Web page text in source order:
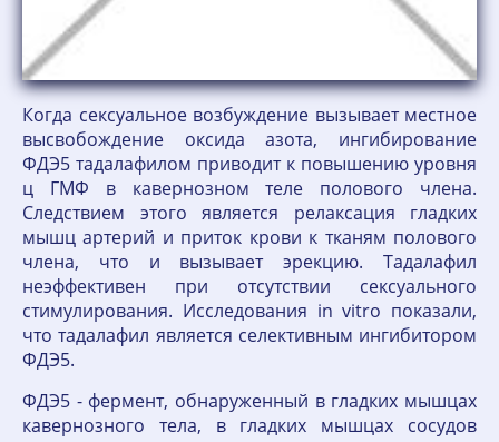
Когда сексуальное возбуждение вызывает местное
высвобождение оксида азота, ингибирование
ФДЭ5 тадалафилом приводит к повышению уровня
ц ГМФ в кавернозном теле полового члена.
Следствием этого является релаксация гладких
мышц артерий и приток крови к тканям полового
члена, что и вызывает эрекцию. Тадалафил
неэффективен при отсутствии сексуального
стимулирования. Исследования in vitro показали,
что тадалафил является селективным ингибитором
ФДЭ5.
ФДЭ5 - фермент, обнаруженный в гладких мышцах
кавернозного тела, в гладких мышцах сосудов